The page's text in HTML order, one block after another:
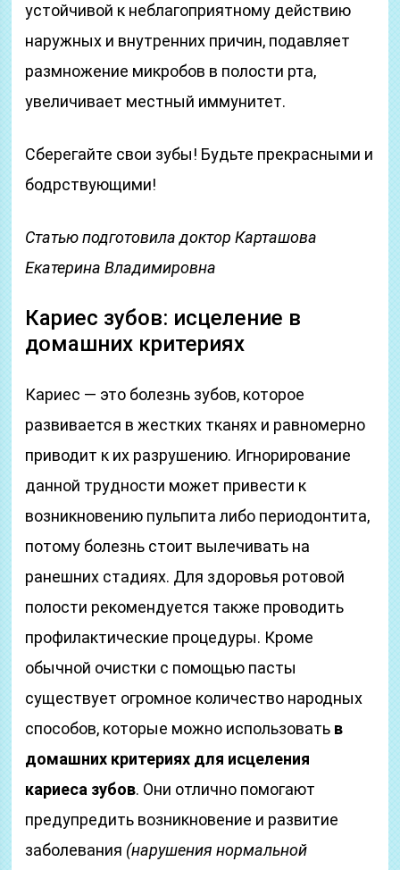
устойчивой к неблагоприятному действию
наружных и внутренних причин, подавляет
размножение микробов в полости рта,
увеличивает местный иммунитет.
Сберегайте свои зубы! Будьте прекрасными и
бодрствующими!
Статью подготовила доктор Карташова
Екатерина Владимировна
Кариес зубов: исцеление в
домашних критериях
Кариес — это болезнь зубов, которое
развивается в жестких тканях и равномерно
приводит к их разрушению. Игнорирование
данной трудности может привести к
возникновению пульпита либо периодонтита,
потому болезнь стоит вылечивать на
ранешних стадиях. Для здоровья ротовой
полости рекомендуется также проводить
профилактические процедуры. Кроме
обычной очистки с помощью пасты
существует огромное количество народных
способов, которые можно использовать в
домашних критериях для исцеления
кариеса зубов. Они отлично помогают
предупредить возникновение и развитие
заболевания (нарушения нормальной